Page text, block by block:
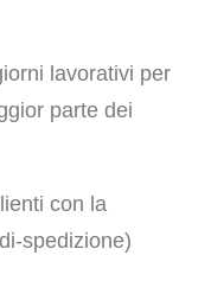
lavorativi per
parte dei
con la
spedizione)